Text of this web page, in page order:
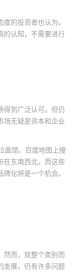
的投资者也认为，
的认知，不需要进行
得到广泛认可，但仍
场无疑是资本和企业
面馆。百度地图上搜
在东南西北。而这些
化将是一个机会。
然而，就整个类别而
发展，仍有许多问题